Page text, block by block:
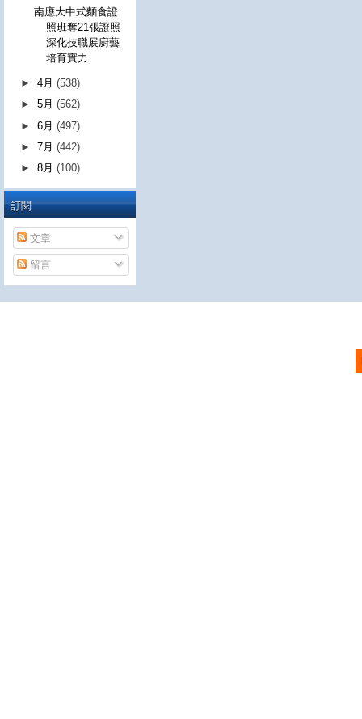
南應大中式麵食證
照班奪21張證照
深化技職展廚藝
培育實力
►4月(538)
►5月(562)
►6月(497)
►7月(442)
►8月(100)
訂閱
文章
留言